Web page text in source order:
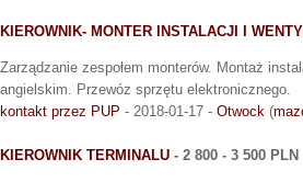
KIEROWNIK- MONTER INSTALACJI I
Zarządzanie zespołem monterów. Montaż
angielskim. Przewóz sprzętu elektronicznego.
kontakt przez PUP - 2018-01-17 - Otwock (
KIEROWNIK TERMINALU - 2 800 - 3 500 PLN